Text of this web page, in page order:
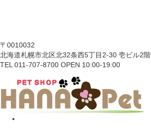
〒0010032
北海道札幌市北区北32条西5丁目2-30 壱ビル2階
TEL 011-707-8700 OPEN 10:00-19:00